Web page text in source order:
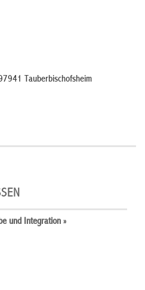
Tauberbischofsheim
und Integration »